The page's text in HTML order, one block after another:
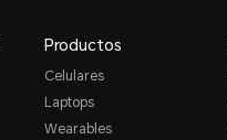
Productos
Celulares
Laptops
Wearables